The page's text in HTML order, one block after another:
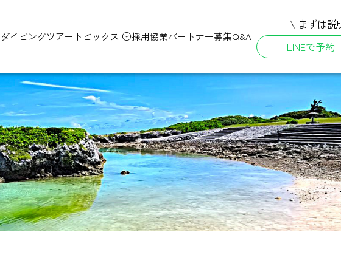
ダイビングツアー トピックス 採用協業パートナー募集Q&A
\ まずは説
LINEで予約